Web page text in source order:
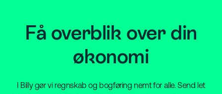
Få overblik over din
økonomi
I Billy gør vi regnskab og bogføring nemt for alle. Send let